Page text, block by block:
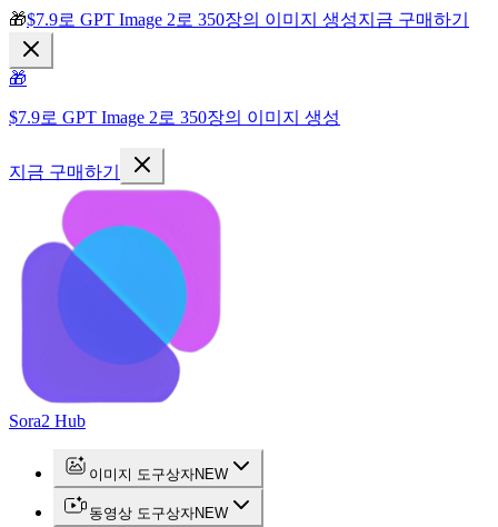
🎁$7.9로 GPT Image 2로 350장의 이미지 생성지금 구매하기
🎁
$7.9로 GPT Image 2로 350장의 이미지 생성
지금 구매하기
Sora2 Hub
이미지 도구상자NEW
동영상 도구상자NEW